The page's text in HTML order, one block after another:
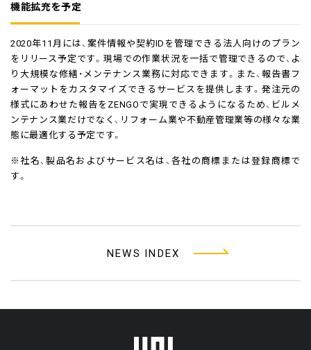
機能拡充を予定
2020年11月には、案件情報や契約IDを管理できる法人向けのプラン
をリリース予定です。現場での作業状況を一括で管理できるので、よ
り大規模な修繕・メンテナンス業務に対応できます。また、報告書フ
ォーマットをカスタマイズできるサービスを提供します。発注元の
様式にあわせた報告をZENGOで実現できるようになるため、ビルメ
ンテナンス業だけでなく、リフォーム業や不動産管理業等の様々な業
態に最適化する予定です。
※社名、製品名およびサービス名は、各社の商標または登録商標で
す。
NEWS INDEX
フッターメニュー